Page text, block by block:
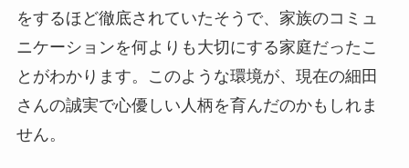
をするほど徹底されていたそうで、家族のコミュ
ニケーションを何よりも大切にする家庭だったこ
とがわかります。このような環境が、現在の細田
さんの誠実で心優しい人柄を育んだのかもしれま
せん。